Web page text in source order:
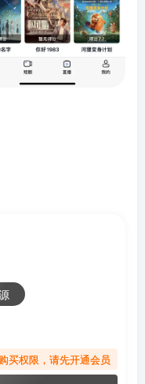
买权限，请先开通会员